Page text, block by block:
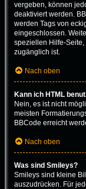
vergeben, können
deaktiviert werden.
werden Tags von
eingeschlossen.
speziellen Hilfe-
zugänglich ist.
Nach oben
Kann ich HTML
Nein, es ist nicht
meisten
BBCode erreicht
Nach oben
Was sind Smileys?
Smileys sind kleine
auszudrücken. Für